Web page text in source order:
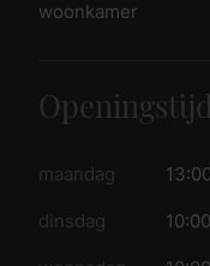
woonkamer
maandag
dinsdag